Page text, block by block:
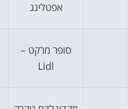
אפטלינג
סופר מרקט –
Lidl